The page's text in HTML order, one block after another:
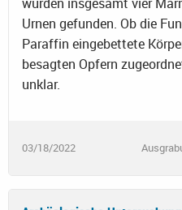
Urnen gefunden. Ob die
Paraffin eingebettete
besagten Opfern
unklar.
03/18/2022